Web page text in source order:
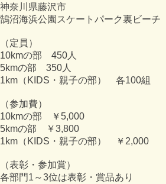
神奈川県藤沢市
鵠沼海浜公園スケートパーク裏ビーチ
（定員）
10kmの部 450人
5kmの部 350人
1km（ KIDS・親子の部） 各100組
（参加費）
10kmの部 ￥5,000
5kmの部 ￥3,800
1km（KIDS・親子の部） ￥2,000
（表彰・参加賞）
各部門1～3位は表彰・賞品あり